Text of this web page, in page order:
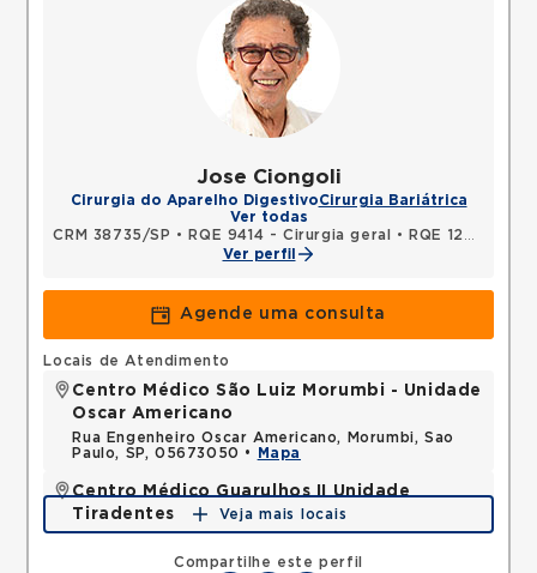
Jose Ciongoli
Cirurgia do Aparelho DigestivoCirurgia Bariátrica
Ver todas
CRM 38735/SP • RQE 9414 - Cirurgia geral •
RQE 128074 - Medicina legal
Ver perfil
Agende uma consulta
Compartilhe este perfil
Locais de Atendimento
Centro Médico São Luiz Morumbi - Unidade
Oscar Americano
Rua Engenheiro Oscar Americano, Morumbi, Sao
Paulo, SP, 05673050 •
Mapa
Centro Médico Guarulhos II Unidade
Tiradentes
Avenida Tiradentes, Jardim Guarulhos, Guarulhos,
SP, 07090000 •
Mapa
Veja mais locais